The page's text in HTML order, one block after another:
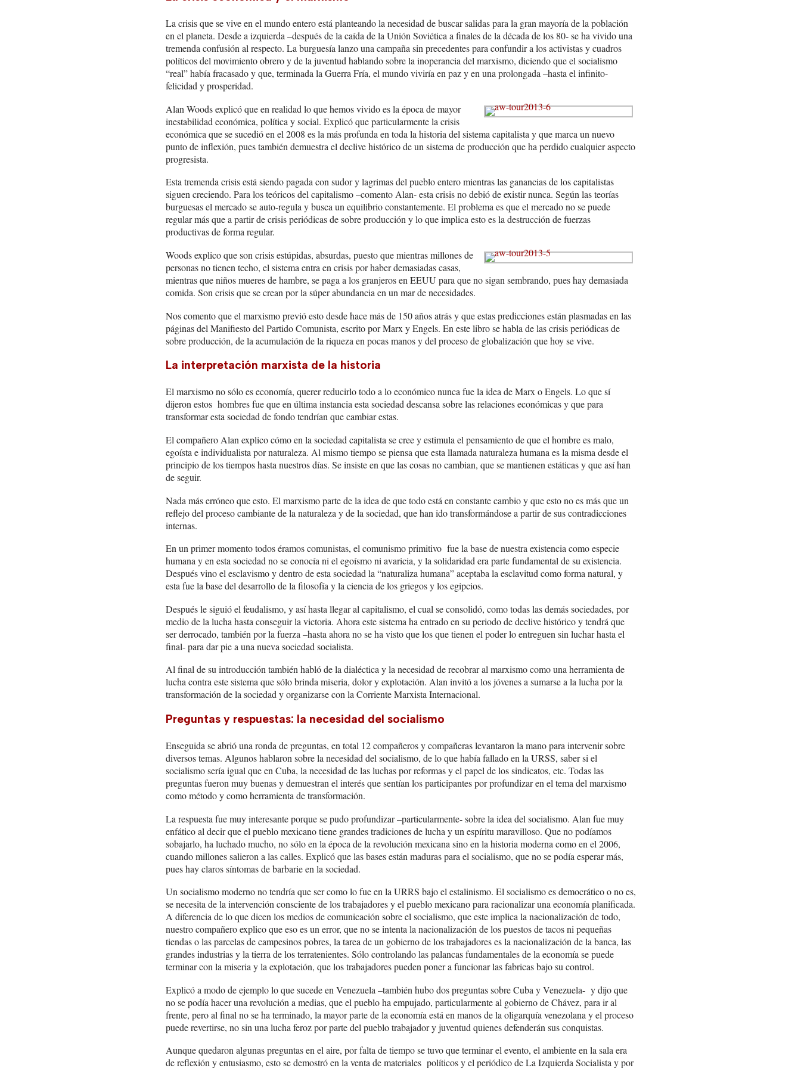
La crisis que se vive en el mundo entero está planteando la necesidad de buscar salidas para la gran mayoría de la población
en el planeta. Desde a izquierda –después de la caída de la Unión Soviética a finales de la década de los 80- se ha vivido una
tremenda confusión al respecto. La burguesía lanzo una campaña sin precedentes para confundir a los activistas y cuadros
políticos del movimiento obrero y de la juventud hablando sobre la inoperancia del marxismo, diciendo que el socialismo
“real” había fracasado y que, terminada la Guerra Fría, el mundo viviría en paz y en una prolongada –hasta el infinito-
felicidad y prosperidad.
Alan Woods explicó que en realidad lo que hemos vivido es la época de mayor
inestabilidad económica, política y social. Explicó que particularmente la crisis
económica que se sucedió en el 2008 es la más profunda en toda la historia del sistema capitalista y que marca un nuevo
punto de inflexión, pues también demuestra el declive histórico de un sistema de producción que ha perdido cualquier aspecto
progresista.
Esta tremenda crisis está siendo pagada con sudor y lagrimas del pueblo entero mientras las ganancias de los capitalistas
siguen creciendo. Para los teóricos del capitalismo –comento Alan- esta crisis no debió de existir nunca. Según las teorías
burguesas el mercado se auto-regula y busca un equilibrio constantemente. El problema es que el mercado no se puede
regular más que a partir de crisis periódicas de sobre producción y lo que implica esto es la destrucción de fuerzas
productivas de forma regular.
Woods explico que son crisis estúpidas, absurdas, puesto que mientras millones de
personas no tienen techo, el sistema entra en crisis por haber demasiadas casas,
mientras que niños mueres de hambre, se paga a los granjeros en EEUU para que no sigan sembrando, pues hay demasiada
comida. Son crisis que se crean por la súper abundancia en un mar de necesidades.
Nos comento que el marxismo previó esto desde hace más de 150 años atrás y que estas predicciones están plasmadas en las
páginas del Manifiesto del Partido Comunista, escrito por Marx y Engels. En este libro se habla de las crisis periódicas de
sobre producción, de la acumulación de la riqueza en pocas manos y del proceso de globalización que hoy se vive.
La interpretación marxista de la historia
El marxismo no sólo es economía, querer reducirlo todo a lo económico nunca fue la idea de Marx o Engels. Lo que sí
dijeron estos hombres fue que en última instancia esta sociedad descansa sobre las relaciones económicas y que para
transformar esta sociedad de fondo tendrían que cambiar estas.
El compañero Alan explico cómo en la sociedad capitalista se cree y estimula el pensamiento de que el hombre es malo,
egoísta e individualista por naturaleza. Al mismo tiempo se piensa que esta llamada naturaleza humana es la misma desde el
principio de los tiempos hasta nuestros días. Se insiste en que las cosas no cambian, que se mantienen estáticas y que así han
de seguir.
Nada más erróneo que esto. El marxismo parte de la idea de que todo está en constante cambio y que esto no es más que un
reflejo del proceso cambiante de la naturaleza y de la sociedad, que han ido transformándose a partir de sus contradicciones
internas.
En un primer momento todos éramos comunistas, el comunismo primitivo fue la base de nuestra existencia como especie
humana y en esta sociedad no se conocía ni el egoísmo ni avaricia, y la solidaridad era parte fundamental de su existencia.
Después vino el esclavismo y dentro de esta sociedad la “naturaliza humana” aceptaba la esclavitud como forma natural, y
esta fue la base del desarrollo de la filosofía y la ciencia de los griegos y los egipcios.
Después le siguió el feudalismo, y así hasta llegar al capitalismo, el cual se consolidó, como todas las demás sociedades, por
medio de la lucha hasta conseguir la victoria. Ahora este sistema ha entrado en su periodo de declive histórico y tendrá que
ser derrocado, también por la fuerza –hasta ahora no se ha visto que los que tienen el poder lo entreguen sin luchar hasta el
final- para dar pie a una nueva sociedad socialista.
Al final de su introducción también habló de la dialéctica y la necesidad de recobrar al marxismo como una herramienta de
lucha contra este sistema que sólo brinda miseria, dolor y explotación. Alan invitó a los jóvenes a sumarse a la lucha por la
transformación de la sociedad y organizarse con la Corriente Marxista Internacional.
Preguntas y respuestas: la necesidad del socialismo
Enseguida se abrió una ronda de preguntas, en total 12 compañeros y compañeras levantaron la mano para intervenir sobre
diversos temas. Algunos hablaron sobre la necesidad del socialismo, de lo que había fallado en la URSS, saber si el
socialismo sería igual que en Cuba, la necesidad de las luchas por reformas y el papel de los sindicatos, etc. Todas las
preguntas fueron muy buenas y demuestran el interés que sentían los participantes por profundizar en el tema del marxismo
como método y como herramienta de transformación.
La respuesta fue muy interesante porque se pudo profundizar –particularmente- sobre la idea del socialismo. Alan fue muy
enfático al decir que el pueblo mexicano tiene grandes tradiciones de lucha y un espíritu maravilloso. Que no podíamos
sobajarlo, ha luchado mucho, no sólo en la época de la revolución mexicana sino en la historia moderna como en el 2006,
cuando millones salieron a las calles. Explicó que las bases están maduras para el socialismo, que no se podía esperar más,
pues hay claros síntomas de barbarie en la sociedad.
Un socialismo moderno no tendría que ser como lo fue en la URRS bajo el estalinismo. El socialismo es democrático o no es,
se necesita de la intervención consciente de los trabajadores y el pueblo mexicano para racionalizar una economía planificada.
A diferencia de lo que dicen los medios de comunicación sobre el socialismo, que este implica la nacionalización de todo,
nuestro compañero explico que eso es un error, que no se intenta la nacionalización de los puestos de tacos ni pequeñas
tiendas o las parcelas de campesinos pobres, la tarea de un gobierno de los trabajadores es la nacionalización de la banca, las
grandes industrias y la tierra de los terratenientes. Sólo controlando las palancas fundamentales de la economía se puede
terminar con la miseria y la explotación, que los trabajadores pueden poner a funcionar las fabricas bajo su control.
Explicó a modo de ejemplo lo que sucede en Venezuela –también hubo dos preguntas sobre Cuba y Venezuela- y dijo que
no se podía hacer una revolución a medias, que el pueblo ha empujado, particularmente al gobierno de Chávez, para ir al
frente, pero al final no se ha terminado, la mayor parte de la economía está en manos de la oligarquía venezolana y el proceso
puede revertirse, no sin una lucha feroz por parte del pueblo trabajador y juventud quienes defenderán sus conquistas.
Aunque quedaron algunas preguntas en el aire, por falta de tiempo se tuvo que terminar el evento, el ambiente en la sala era
de reflexión y entusiasmo, esto se demostró en la venta de materiales políticos y el periódico de La Izquierda Socialista y por